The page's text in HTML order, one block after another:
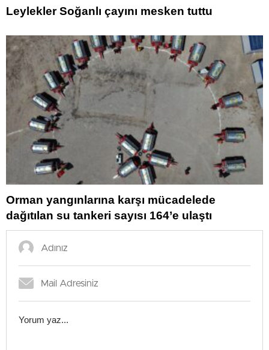
Leylekler Soğanlı çayını mesken tuttu
Orman yangınlarına karşı mücadelede
dağıtılan su tankeri sayısı 164’e ulaştı